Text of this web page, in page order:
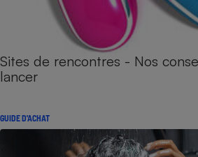
Sites de rencontres - Nos
lancer
GUIDE D'ACHAT